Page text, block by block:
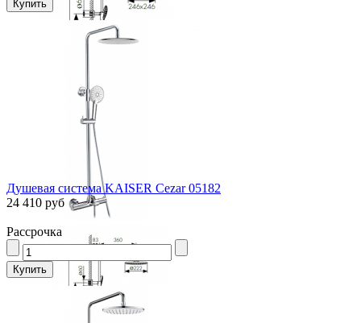
Душевая система KAISER Cezar 05182
24 410 руб
Рассрочка